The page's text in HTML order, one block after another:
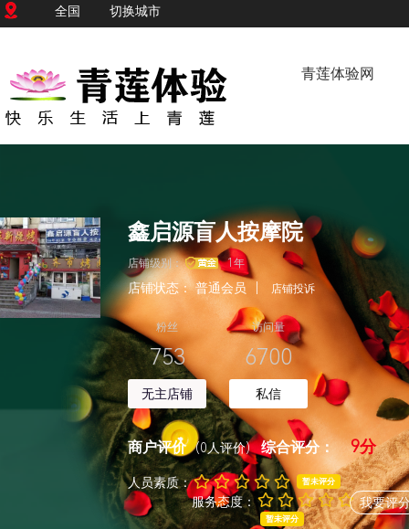
全国 切换城市
青莲体验网
鑫启源盲人按摩院
店铺级别： 1年
店铺状态：普通会员 店铺投诉
粉丝
753
无主店铺
访问量
6700
私信
商户评价 (0人评价)综合评分： 9分
人员素质： 暂未评分
服务态度：
暂未评分
我要评